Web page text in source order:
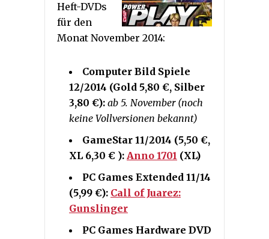
Heft-DVDs
für den
Monat November 2014:
Computer Bild Spiele
12/2014 (Gold 5,80 €, Silber
3,80 €): ab 5. November (noch
keine Vollversionen bekannt)
GameStar 11/2014 (5,50 €,
XL 6,30 € ): Anno 1701 (XL)
PC Games Extended 11/14
(5,99 €): Call of Juarez:
Gunslinger
PC Games Hardware DVD